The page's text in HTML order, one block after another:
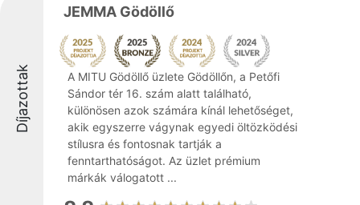
Díjazottak
JEMMA Gödöllő
A MITU Gödöllő üzlete Gödöllőn, a Petőfi
Sándor tér 16. szám alatt található,
különösen azok számára kínál lehetőséget,
akik egyszerre vágynak egyedi öltözködési
stílusra és fontosnak tartják a
fenntarthatóságot. Az üzlet prémium
márkák válogatott ...